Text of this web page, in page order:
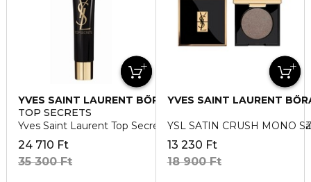
YVES SAINT LAURENT BŐRÁPOLÁS
TOP SECRETS
Yves Saint Laurent Top Secret Instant Moisture Glow
24 710 Ft
35 300 Ft
YVES SAINT LAURENT
YSL SATIN CRUSH MONO
13 230 Ft
18 900 Ft